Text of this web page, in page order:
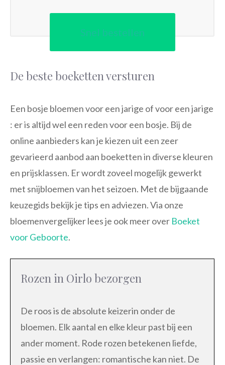
Snel bestellen
De beste boeketten versturen
Een bosje bloemen voor een jarige of voor een jarige
: er is altijd wel een reden voor een bosje. Bij de
online aanbieders kan je kiezen uit een zeer
gevarieerd aanbod aan boeketten in diverse kleuren
en prijsklassen. Er wordt zoveel mogelijk gewerkt
met snijbloemen van het seizoen. Met de bijgaande
keuzegids bekijk je tips en adviezen. Via onze
bloemenvergelijker lees je ook meer over Boeket
voor Geboorte.
Rozen in Oirlo bezorgen
De roos is de absolute keizerin onder de
bloemen. Elk aantal en elke kleur past bij een
ander moment. Rode rozen betekenen liefde,
passie en verlangen: romantische kan niet. De